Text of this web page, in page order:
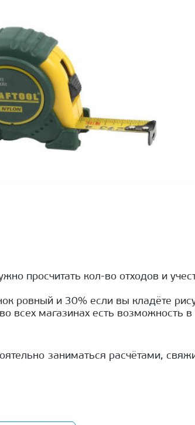
просчитать кол-во отходов и
ровный и 30% если вы кладёте
магазинах есть возможность
заниматься расчётами,